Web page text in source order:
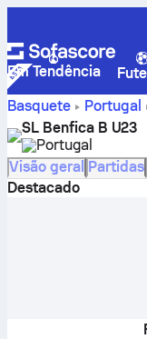
Em Tendência
Basquete
Portugal
classificação,
U23
SL Benfica B U23
Portugal
Visão geral Partidas
Destacado